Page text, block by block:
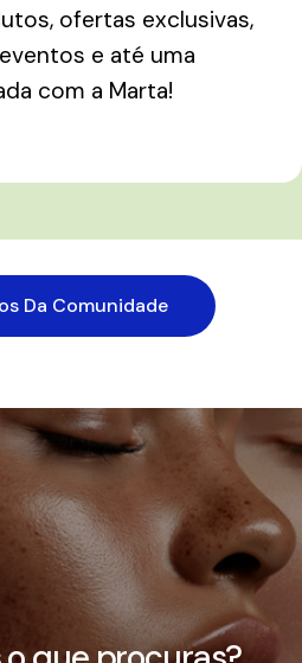
ofertas exclusivas,
e até uma
com a Marta!
Da Comunidade